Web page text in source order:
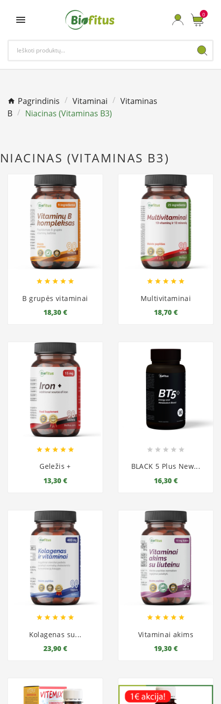
 0
Pagrindinis Vitaminai
Vitaminas
B
Niacinas (Vitaminas B3)
NIACINAS (VITAMINAS B3)
    
B grupės vitaminai
18,30 €
    
Multivitaminai
18,70 €
    
Geležis +
13,30 €
    
BLACK 5 Plus New...
16,30 €
    
Kolagenas su...
23,90 €
    
Vitaminai akims
19,30 €